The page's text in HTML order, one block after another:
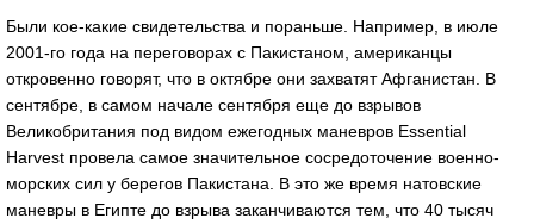
Были кое-какие свидетельства и пораньше. Например, в июле
2001-го года на переговорах с Пакистаном, американцы
откровенно говорят, что в октябре они захватят Афганистан. В
сентябре, в самом начале сентября еще до взрывов
Великобритания под видом ежегодных маневров Essential
Harvest провела самое значительное сосредоточение военно-
морских сил у берегов Пакистана. В это же время натовские
маневры в Египте до взрыва заканчиваются тем, что 40 тысяч